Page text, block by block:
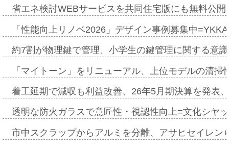
省エネ検討WEBサービスを共同住宅版にも無料公
「性能向上リノベ2026」デザイン事例募集中
約7割が物理鍵で管理、小学生の鍵管理に関する意
「マイトーン」をリニューアル、上位モデルの清
着工延期で減収も利益改善、26年5月期決算を発表
透明な防火ガラスで意匠性・視認性向上=文化シヤ
市中スクラップからアルミを分離、アサヒセイレ